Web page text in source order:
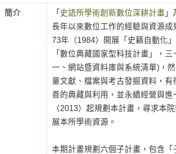
簡介 「 史語所學術創新數位深耕計畫
長年以來數位工作的經驗與資源
73年（1984）開展「史籍自動化
「數位典藏國家型科技計畫」，
一、網站暨資料庫與系統清單)，
量文獻、檔案與考古發掘資料，
善的典藏與利用，並永續經營與
（2013）起規劃本計畫，尋求本
展本所學術資源。
本期計畫規劃六個子計畫，包含